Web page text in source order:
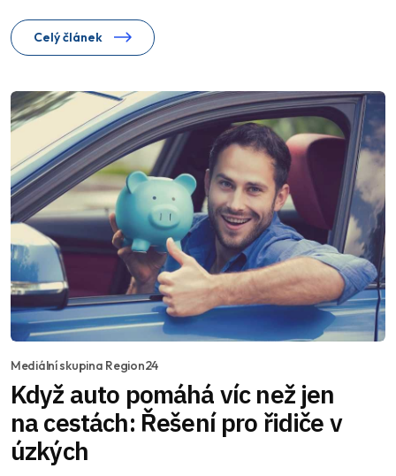
Celý článek
Mediální skupina Region24
Když auto pomáhá víc než jen
na cestách: Řešení pro řidiče v
úzkých